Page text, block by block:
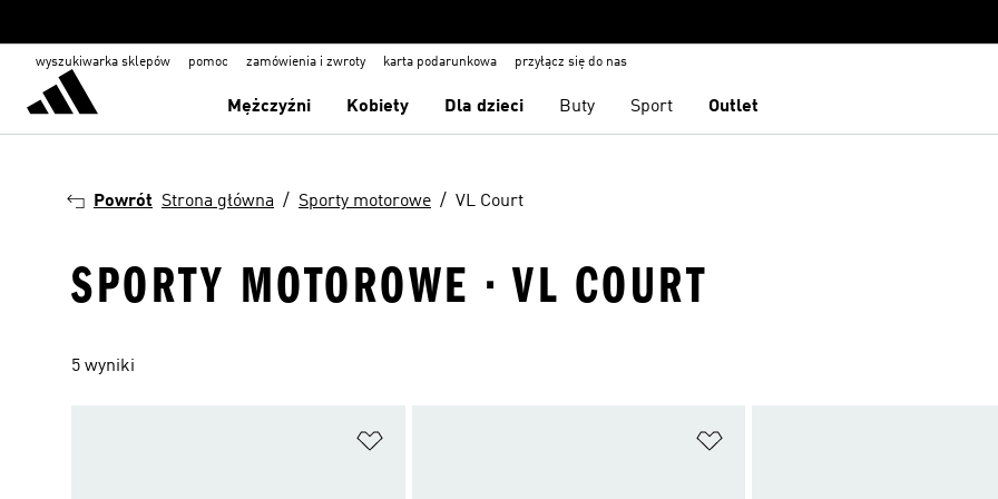
wyszukiwarka sklepów pomoc zamówienia i zwroty karta podarunkowa przyłącz się do nas
Mężczyźni Kobiety Dla dzieci Buty Sport Outlet
Powrót Strona główna Sporty motorowe VL Court
SPORTY MOTOROWE · VL COURT
5 wyniki